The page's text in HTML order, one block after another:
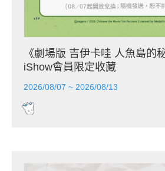
《劇場版 吉伊卡哇 人魚島的
iShow會員限定收藏
2026/08/07 ~ 2026/08/13